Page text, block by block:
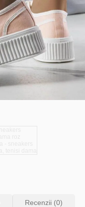
Recenzii (0)